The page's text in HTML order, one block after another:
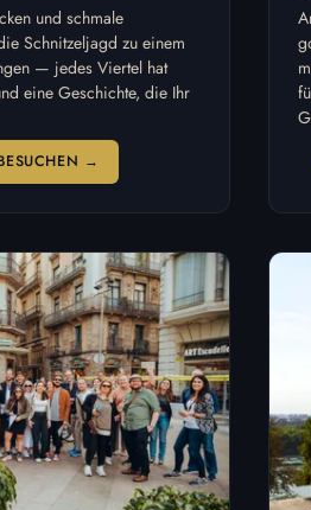
und schmale
Schnitzeljagd zu einem
— jedes Viertel hat
eine Geschichte, die Ihr
→